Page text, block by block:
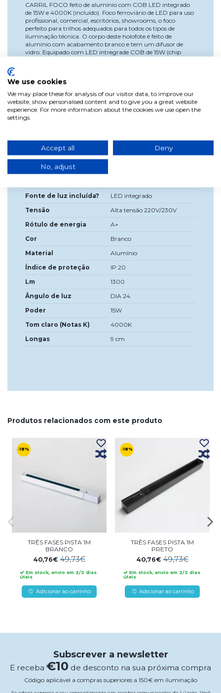
CARRIL FOCO feito de alumínio com COB LED integrado
de 15W e 4000K (incluído). Foco ferroviário de LED para uso
profissional, comercial, escritórios, showrooms, o foco
perfeito para trilhos adequados para todos os tipos de
iluminação técnica. O corpo deste holofote é feito de
alumínio com acabamento branco e tem um difusor de
vidro. Equipado com LED intregrade COB de 15W (chip
holofote de pista tem uma alta capacidade de projeção de
iluminação perfeita para decoração, vitrines, shoppings,
lojas etc. É um produto altamente eficiente em termos de
energia que pode ser orientado em qualquer
direção.Adaptador ferroviário incluído.
Dados do produto
Fonte de luz incluída?
LED integrado
Tensão
Alta tensão 220V/230V
Rótulo de energia
A+
Cor
Branco
Material
Alumínio
Índice de proteção
IP 20
Lm
1300
Ângulo de luz
DIA 24.
Poder
15W
Tom claro (Notas K)
4000K
Longas
9 cm
Produtos relacionados com este produto
-18%
TRÊS FASES PISTA 1M
BRANCO
40,76€49,73€
Em stock, envio em 2/3 dias
úteis
Adicionar ao carrinho
-18%
TRÊS FASES PISTA 1M
PRETO
40,76€49,73€
Em stock, envio em 2/3 dias
úteis
Adicionar ao carrinho
Subscrever a newsletter
E receba €10 de desconto na sua próxima compra
Código aplicável a compras superiores a 150€ em iluminação
We use cookies
We may place these for analysis of our visitor data, to improve our
website, show personalised content and to give you a great website
experience. For more information about the cookies we use open the
settings.
Accept all Deny
No, adjust